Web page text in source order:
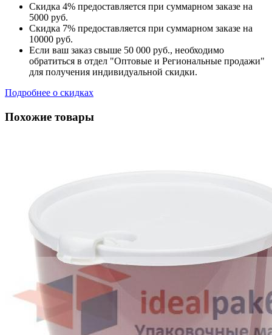
Скидка 4% предоставляется при суммарном заказе на
5000 руб.
Скидка 7% предоставляется при суммарном заказе на
10000 руб.
Если ваш заказ свыше 50 000 руб., необходимо
обратиться в отдел "Оптовые и Региональные продажи"
для получения индивидуальной скидки.
Подробнее о скидках
Похожие товары